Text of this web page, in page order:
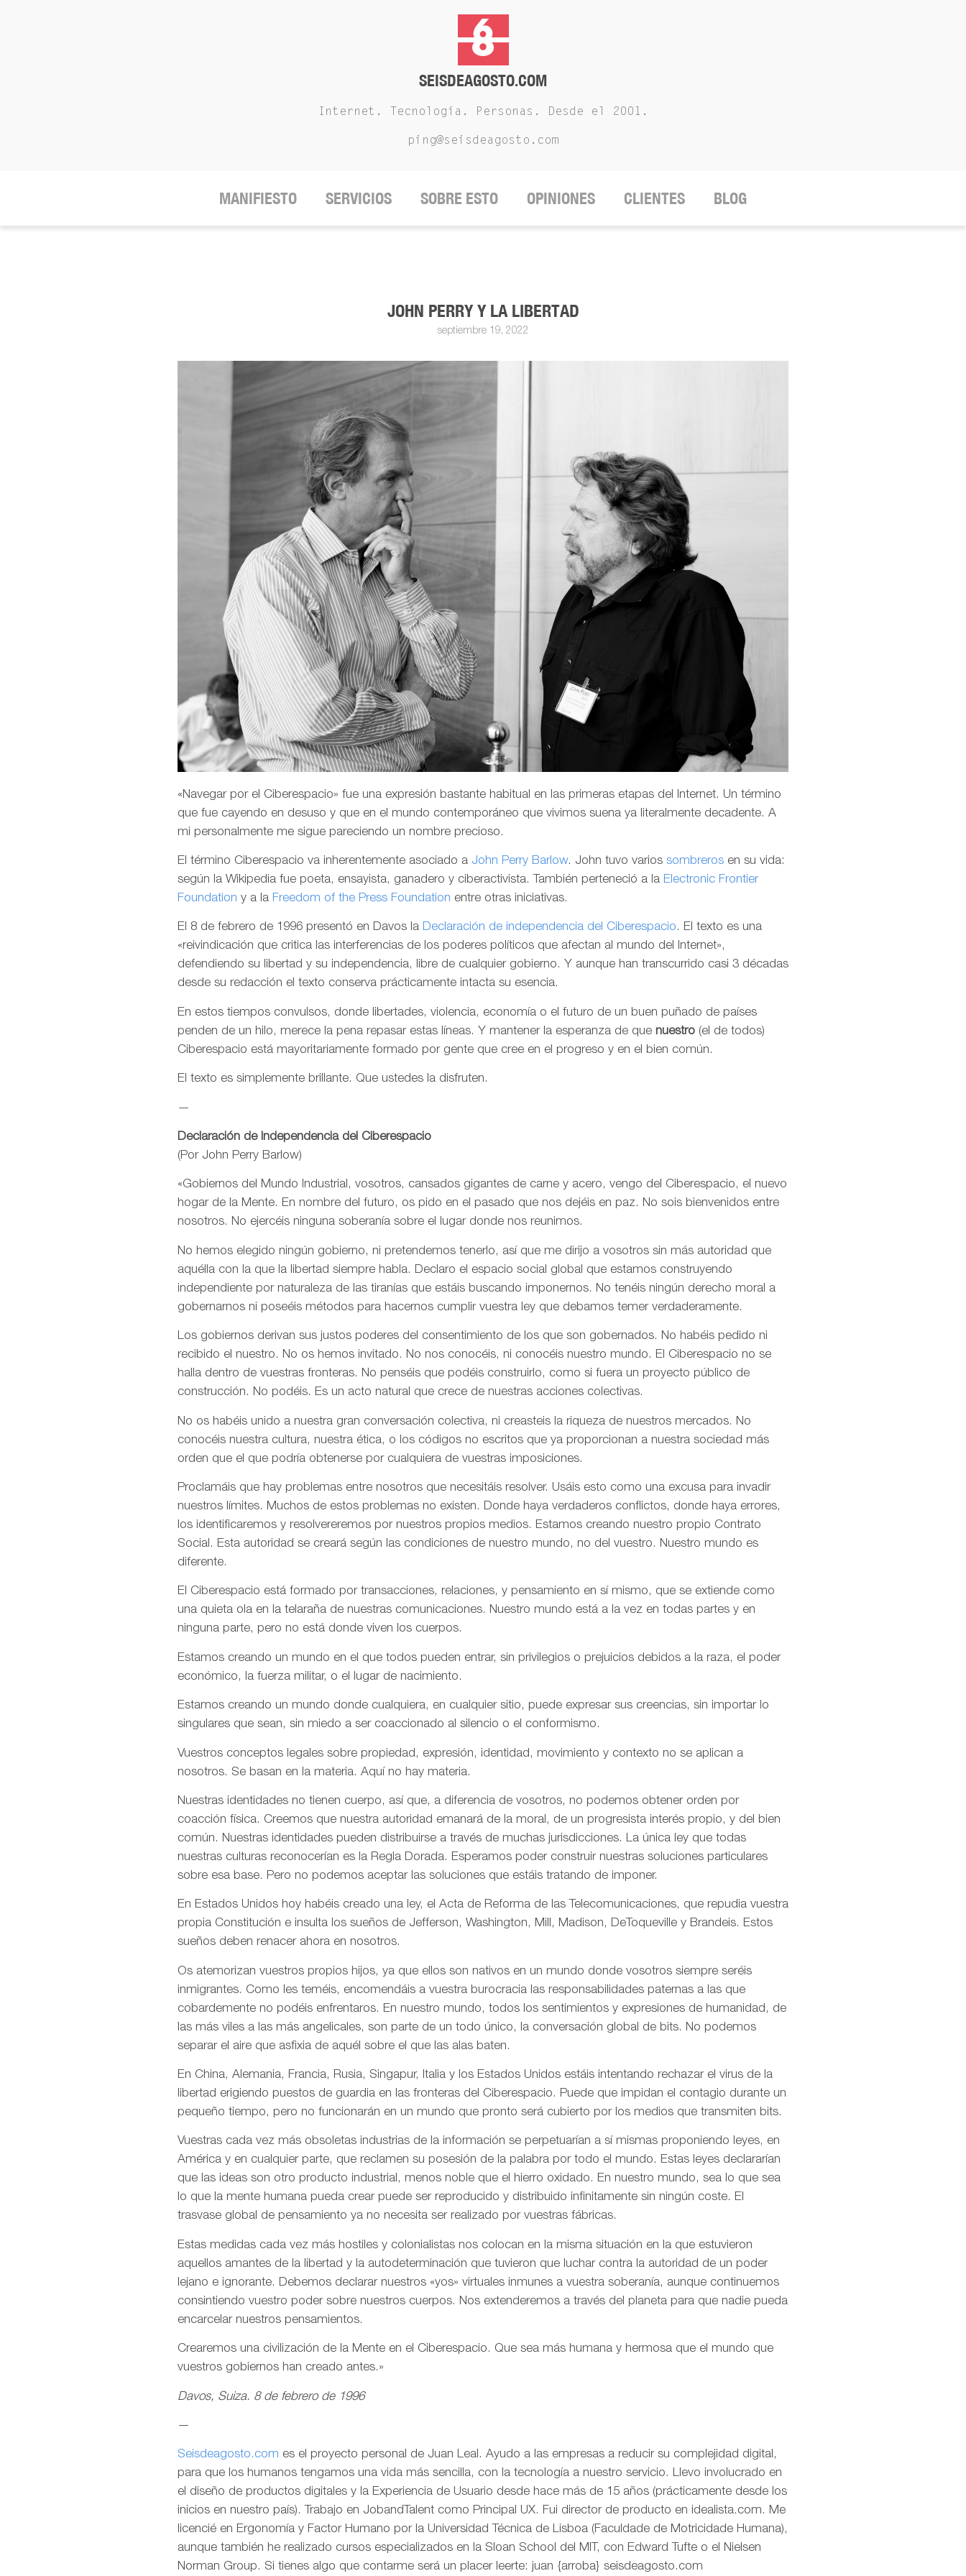
SEISDEAGOSTO.COM
Internet. Tecnología. Personas. Desde el 2001.
ping@seisdeagosto.com
MANIFIESTO SERVICIOS SOBRE ESTO OPINIONES CLIENTES BLOG
JOHN PERRY Y LA LIBERTAD
septiembre 19, 2022
«Navegar por el Ciberespacio» fue una expresión bastante habitual en las primeras etapas del Internet. Un término
que fue cayendo en desuso y que en el mundo contemporáneo que vivimos suena ya literalmente decadente. A
mi personalmente me sigue pareciendo un nombre precioso.
El término Ciberespacio va inherentemente asociado a John Perry Barlow. John tuvo varios sombreros en su vida:
según la Wikipedia fue poeta, ensayista, ganadero y ciberactivista. También perteneció a la Electronic Frontier
Foundation y a la Freedom of the Press Foundation entre otras iniciativas.
El 8 de febrero de 1996 presentó en Davos la Declaración de independencia del Ciberespacio. El texto es una
«reivindicación que critica las interferencias de los poderes políticos que afectan al mundo del Internet»,
defendiendo su libertad y su independencia, libre de cualquier gobierno. Y aunque han transcurrido casi 3 décadas
desde su redacción el texto conserva prácticamente intacta su esencia.
En estos tiempos convulsos, donde libertades, violencia, economía o el futuro de un buen puñado de países
penden de un hilo, merece la pena repasar estas líneas. Y mantener la esperanza de que nuestro (el de todos)
Ciberespacio está mayoritariamente formado por gente que cree en el progreso y en el bien común.
El texto es simplemente brillante. Que ustedes la disfruten.
—
Declaración de Independencia del Ciberespacio
(Por John Perry Barlow)
«Gobiernos del Mundo Industrial, vosotros, cansados gigantes de carne y acero, vengo del Ciberespacio, el nuevo
hogar de la Mente. En nombre del futuro, os pido en el pasado que nos dejéis en paz. No sois bienvenidos entre
nosotros. No ejercéis ninguna soberanía sobre el lugar donde nos reunimos.
No hemos elegido ningún gobierno, ni pretendemos tenerlo, así que me dirijo a vosotros sin más autoridad que
aquélla con la que la libertad siempre habla. Declaro el espacio social global que estamos construyendo
independiente por naturaleza de las tiranías que estáis buscando imponernos. No tenéis ningún derecho moral a
gobernarnos ni poseéis métodos para hacernos cumplir vuestra ley que debamos temer verdaderamente.
Los gobiernos derivan sus justos poderes del consentimiento de los que son gobernados. No habéis pedido ni
recibido el nuestro. No os hemos invitado. No nos conocéis, ni conocéis nuestro mundo. El Ciberespacio no se
halla dentro de vuestras fronteras. No penséis que podéis construirlo, como si fuera un proyecto público de
construcción. No podéis. Es un acto natural que crece de nuestras acciones colectivas.
No os habéis unido a nuestra gran conversación colectiva, ni creasteis la riqueza de nuestros mercados. No
conocéis nuestra cultura, nuestra ética, o los códigos no escritos que ya proporcionan a nuestra sociedad más
orden que el que podría obtenerse por cualquiera de vuestras imposiciones.
Proclamáis que hay problemas entre nosotros que necesitáis resolver. Usáis esto como una excusa para invadir
nuestros límites. Muchos de estos problemas no existen. Donde haya verdaderos conflictos, donde haya errores,
los identificaremos y resolvereremos por nuestros propios medios. Estamos creando nuestro propio Contrato
Social. Esta autoridad se creará según las condiciones de nuestro mundo, no del vuestro. Nuestro mundo es
diferente.
El Ciberespacio está formado por transacciones, relaciones, y pensamiento en sí mismo, que se extiende como
una quieta ola en la telaraña de nuestras comunicaciones. Nuestro mundo está a la vez en todas partes y en
ninguna parte, pero no está donde viven los cuerpos.
Estamos creando un mundo en el que todos pueden entrar, sin privilegios o prejuicios debidos a la raza, el poder
económico, la fuerza militar, o el lugar de nacimiento.
Estamos creando un mundo donde cualquiera, en cualquier sitio, puede expresar sus creencias, sin importar lo
singulares que sean, sin miedo a ser coaccionado al silencio o el conformismo.
Vuestros conceptos legales sobre propiedad, expresión, identidad, movimiento y contexto no se aplican a
nosotros. Se basan en la materia. Aquí no hay materia.
Nuestras identidades no tienen cuerpo, así que, a diferencia de vosotros, no podemos obtener orden por
coacción física. Creemos que nuestra autoridad emanará de la moral, de un progresista interés propio, y del bien
común. Nuestras identidades pueden distribuirse a través de muchas jurisdicciones. La única ley que todas
nuestras culturas reconocerían es la Regla Dorada. Esperamos poder construir nuestras soluciones particulares
sobre esa base. Pero no podemos aceptar las soluciones que estáis tratando de imponer.
En Estados Unidos hoy habéis creado una ley, el Acta de Reforma de las Telecomunicaciones, que repudia vuestra
propia Constitución e insulta los sueños de Jefferson, Washington, Mill, Madison, DeToqueville y Brandeis. Estos
sueños deben renacer ahora en nosotros.
Os atemorizan vuestros propios hijos, ya que ellos son nativos en un mundo donde vosotros siempre seréis
inmigrantes. Como les teméis, encomendáis a vuestra burocracia las responsabilidades paternas a las que
cobardemente no podéis enfrentaros. En nuestro mundo, todos los sentimientos y expresiones de humanidad, de
las más viles a las más angelicales, son parte de un todo único, la conversación global de bits. No podemos
separar el aire que asfixia de aquél sobre el que las alas baten.
En China, Alemania, Francia, Rusia, Singapur, Italia y los Estados Unidos estáis intentando rechazar el virus de la
libertad erigiendo puestos de guardia en las fronteras del Ciberespacio. Puede que impidan el contagio durante un
pequeño tiempo, pero no funcionarán en un mundo que pronto será cubierto por los medios que transmiten bits.
Vuestras cada vez más obsoletas industrias de la información se perpetuarían a sí mismas proponiendo leyes, en
América y en cualquier parte, que reclamen su posesión de la palabra por todo el mundo. Estas leyes declararían
que las ideas son otro producto industrial, menos noble que el hierro oxidado. En nuestro mundo, sea lo que sea
lo que la mente humana pueda crear puede ser reproducido y distribuido infinitamente sin ningún coste. El
trasvase global de pensamiento ya no necesita ser realizado por vuestras fábricas.
Estas medidas cada vez más hostiles y colonialistas nos colocan en la misma situación en la que estuvieron
aquellos amantes de la libertad y la autodeterminación que tuvieron que luchar contra la autoridad de un poder
lejano e ignorante. Debemos declarar nuestros «yos» virtuales inmunes a vuestra soberanía, aunque continuemos
consintiendo vuestro poder sobre nuestros cuerpos. Nos extenderemos a través del planeta para que nadie pueda
encarcelar nuestros pensamientos.
Crearemos una civilización de la Mente en el Ciberespacio. Que sea más humana y hermosa que el mundo que
vuestros gobiernos han creado antes.»
Davos, Suiza. 8 de febrero de 1996
—
Seisdeagosto.com es el proyecto personal de Juan Leal. Ayudo a las empresas a reducir su complejidad digital,
para que los humanos tengamos una vida más sencilla, con la tecnología a nuestro servicio. Llevo involucrado en
el diseño de productos digitales y la Experiencia de Usuario desde hace más de 15 años (prácticamente desde los
inicios en nuestro país). Trabajo en JobandTalent como Principal UX. Fui director de producto en idealista.com. Me
licencié en Ergonomía y Factor Humano por la Universidad Técnica de Lisboa (Faculdade de Motricidade Humana),
aunque también he realizado cursos especializados en la Sloan School del MIT, con Edward Tufte o el Nielsen
Norman Group. Si tienes algo que contarme será un placer leerte: juan {arroba} seisdeagosto.com